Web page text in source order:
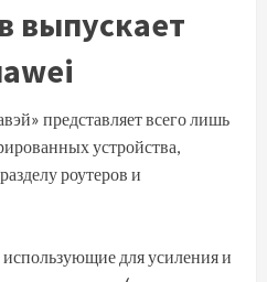
выпускает
представляет всего лишь
устройства,
роутеров и
для усиления и